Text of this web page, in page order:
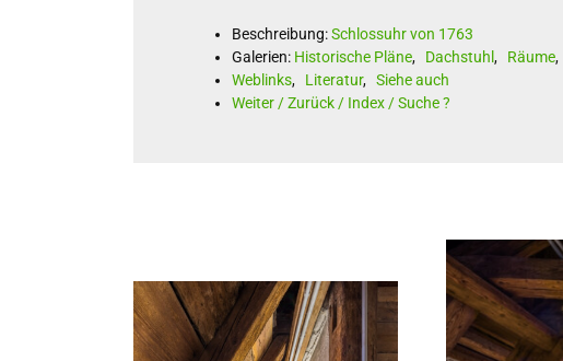
Beschreibung:Schlossuhr von 1763
Galerien: Historische Pläne, Dachstuhl , Räume,
Weblinks, Literatur, Siehe auch
Weiter / Zurück / Index / Suche ?